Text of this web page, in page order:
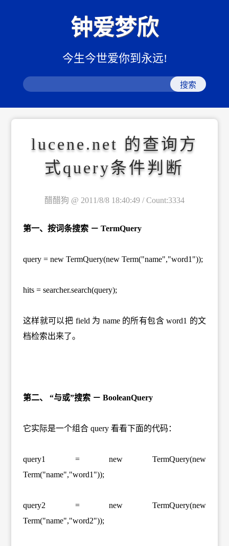
钟爱梦欣
今生今世爱你到永远!
lucene.net 的查询方
式query条件判断
醋醋狗 @ 2011/8/8 18:40:49 / Count:3334
第一、按词条搜索 － TermQuery
query = new TermQuery(new Term("name","word1"));
hits = searcher.search(query);
这样就可以把 field 为 name 的所有包含 word1 的文
档检索出来了。
第二、 “与或”搜索 － BooleanQuery
它实际是一个组合 query 看看下面的代码：
query1 = new TermQuery(new
Term("name","word1"));
query2 = new TermQuery(new
Term("name","word2"));